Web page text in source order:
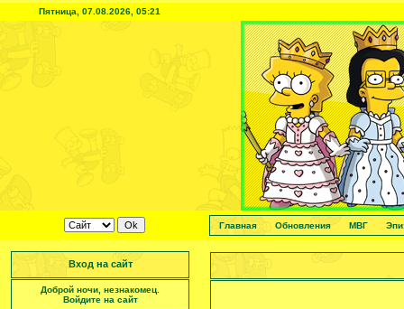
Пятница, 07.08.2026, 05:21
Главная Обновления МВГ
Вход на сайт
Доброй ночи, незнакомец.
Войдите на сайт